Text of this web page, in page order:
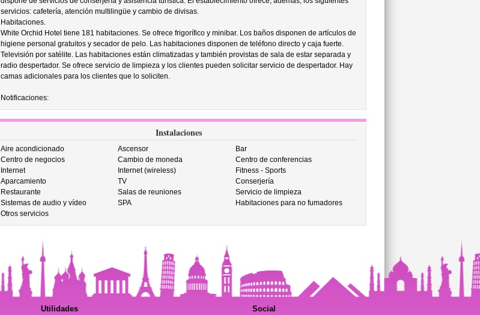
servicios: cafetería, atención multilingüe y cambio de divisas.
Habitaciones.
White Orchid Hotel tiene 181 habitaciones. Se ofrece frigorífico y minibar. Los baños disponen de artículos de
higiene personal gratuitos y secador de pelo. Las habitaciones disponen de teléfono directo y caja fuerte.
Televisión por satélite. Las habitaciones están climatizadas y también provistas de sala de estar separada y
radio despertador. Se ofrece servicio de limpieza y los clientes pueden solicitar servicio de despertador. Hay
camas adicionales para los clientes que lo soliciten.
Notificaciones:
Instalaciones
Aire acondicionado Ascensor
Bar
Centro de negocios
Cambio de moneda
Centro de conferencias
Internet
Internet (wireless)
Fitness - Sports
Aparcamiento
TV
Conserjería
Restaurante
Salas de reuniones
Servicio de limpieza
Sistemas de audio y vídeo
SPA
Habitaciones para no fumadores
Otros servicios
Utilidades Social